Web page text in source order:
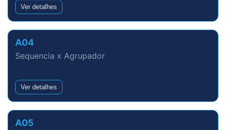
Ver detalhes
A04
Sequencia x Agrupador
Ver detalhes
A05